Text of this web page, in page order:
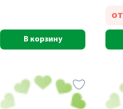
В корзину
от